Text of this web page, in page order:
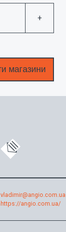
vladimir@angio.com.ua
https://angio.com.ua/